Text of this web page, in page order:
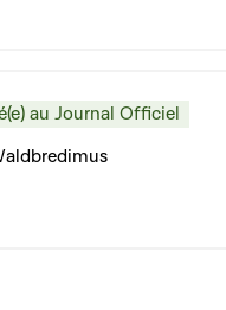
au Journal Officiel